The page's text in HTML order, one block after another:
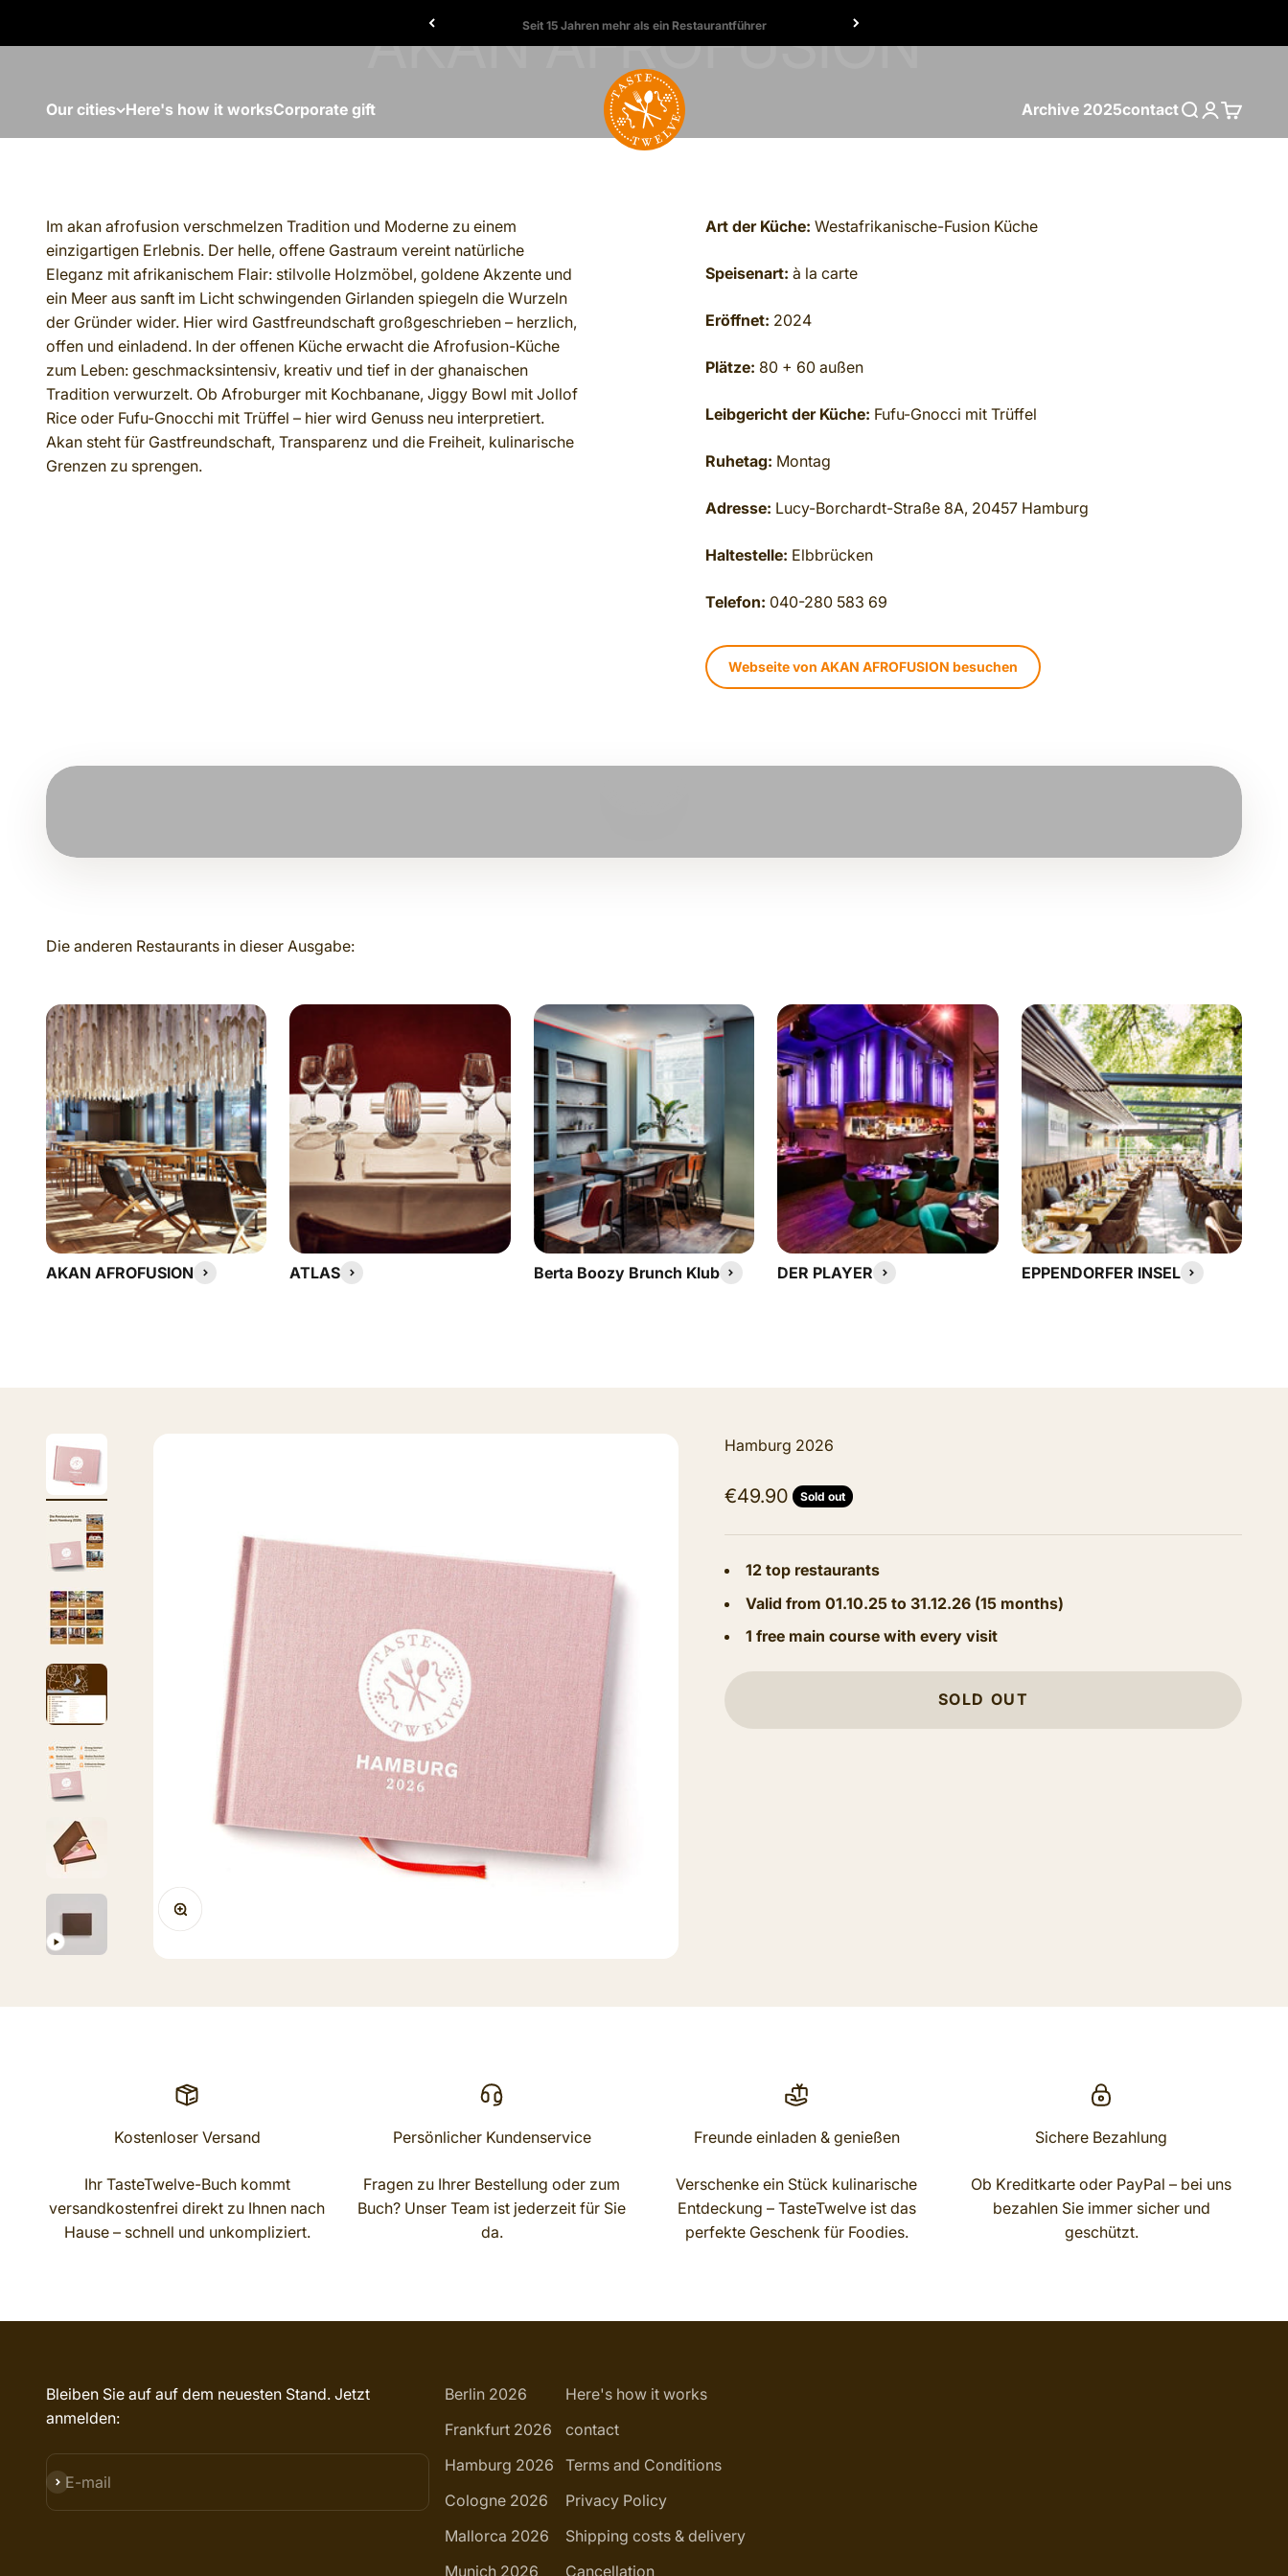
Seit 15 Jahren mehr als ein Restaurantführer
Our cities Here's how it worksCorporate gift
TasteTwelve
Archive 2025contactSearch
Login
Cart
Im akan afrofusion verschmelzen Tradition und Moderne zu einem
einzigartigen Erlebnis. Der helle, offene Gastraum vereint natürliche
Eleganz mit afrikanischem Flair: stilvolle Holzmöbel, goldene Akzente und
ein Meer aus sanft im Licht schwingenden Girlanden spiegeln die Wurzeln
der Gründer wider. Hier wird Gastfreundschaft großgeschrieben – herzlich,
offen und einladend. In der offenen Küche erwacht die Afrofusion-Küche
zum Leben: geschmacksintensiv, kreativ und tief in der ghanaischen
Tradition verwurzelt. Ob Afroburger mit Kochbanane, Jiggy Bowl mit Jollof
Rice oder Fufu-Gnocchi mit Trüffel – hier wird Genuss neu interpretiert.
Akan steht für Gastfreundschaft, Transparenz und die Freiheit, kulinarische
Grenzen zu sprengen.
Art der Küche: Westafrikanische-Fusion Küche
Speisenart: à la carte
Eröffnet: 2024
Plätze: 80 + 60 außen
Leibgericht der Küche: Fufu-Gnocci mit Trüffel
Ruhetag: Montag
Adresse: Lucy-Borchardt-Straße 8A, 20457 Hamburg
Haltestelle: Elbbrücken
Telefon: 040-280 583 69
Webseite von AKAN AFROFUSION besuchen
AKAN AFROFUSION ATLAS Berta Boozy Brunch Klub DER PLAYER EPPENDORFER INSEL
ZOOM
Hamburg 2026
Sale price
€49.90 Sold out
12 top restaurants
Valid from 01.10.25 to 31.12.26 (15 months)
1 free main course with every visit
SOLD OUT
Kostenloser Versand
Ihr TasteTwelve-Buch kommt
versandkostenfrei direkt zu Ihnen nach
Hause – schnell und unkompliziert.
Persönlicher Kundenservice
Fragen zu Ihrer Bestellung oder zum
Buch? Unser Team ist jederzeit für Sie
da.
Freunde einladen & genießen
Verschenke ein Stück kulinarische
Entdeckung – TasteTwelve ist das
perfekte Geschenk für Foodies.
Sichere Bezahlung
Ob Kreditkarte oder PayPal – bei uns
bezahlen Sie immer sicher und
geschützt.
Bleiben Sie auf auf dem neuesten Stand. Jetzt
anmelden:
E-mail
SUBSCRIBE
Berlin 2026
Frankfurt 2026
Hamburg 2026
Cologne 2026
Mallorca 2026
Munich 2026
Here's how it works
contact
Terms and Conditions
Privacy Policy
Shipping costs & delivery
Cancellation